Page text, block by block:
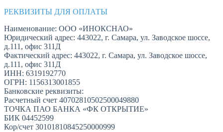
РЕКВИЗИТЫ ДЛЯ ОПЛАТЫ
Наименование: ООО «ИНОКСНАО»
Юридический адрес: 443022, г. Самара, ул. Заводское шоссе,
д.111, офис 311Д
Фактический адрес: 443022, г. Самара, ул. Заводское шоссе,
д.111, офис 311Д
ИНН: 6319192770
ОГРН: 1156313001855
Банковские реквизиты:
Расчетный счет 40702810502500049880
ТОЧКА ПАО БАНКА «ФК ОТКРЫТИЕ»
БИК 04452599
Кор/счет 30101810845250000999